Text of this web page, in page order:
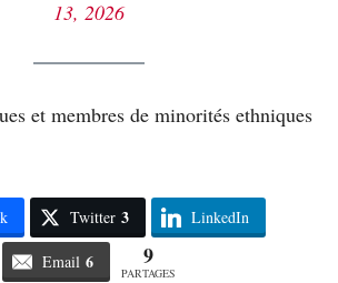
13, 2026
et membres de minorités ethniques
Twitter 3 LinkedIn
Email 6 9
PARTAGES